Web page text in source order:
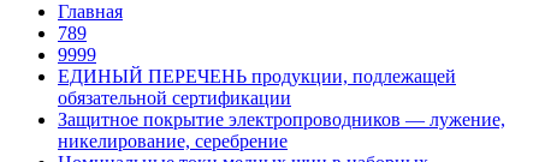
Главная
789
9999
ЕДИНЫЙ ПЕРЕЧЕНЬ продукции, подлежащей
обязательной сертификации
Защитное покрытие электропроводников — лужение,
никелирование, серебрение